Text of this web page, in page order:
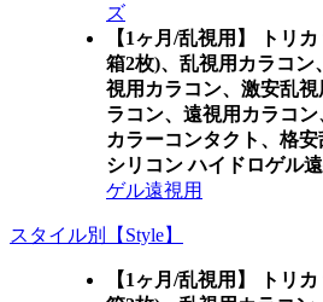
ズ
【1ヶ月/乱視用】 トリ
箱2枚)、乱視用カラコ
視用カラコン、激安乱
ラコン、遠視用カラコ
カラーコンタクト、格
シリコン ハイドロゲル
ゲル遠視用
スタイル別【Style】
【1ヶ月/乱視用】 トリ